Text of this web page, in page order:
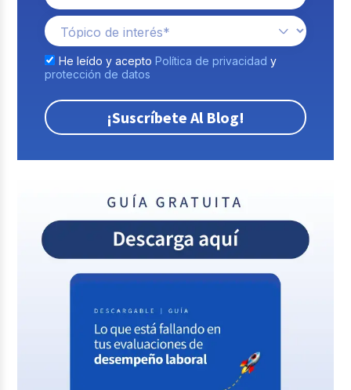
He leído y acepto Política de privacidad y
protección de datos